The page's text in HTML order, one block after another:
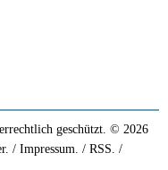
geschützt. © 2026
/ Impressum. / RSS. /